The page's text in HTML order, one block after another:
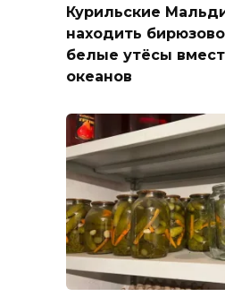
Курильские
находить
белые утёсы
океанов